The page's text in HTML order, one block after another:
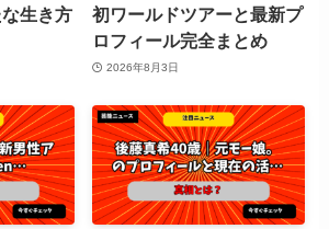
生き方
初ワールドツアーと最新プ
ロフィール完全まとめ
2026年8月3日